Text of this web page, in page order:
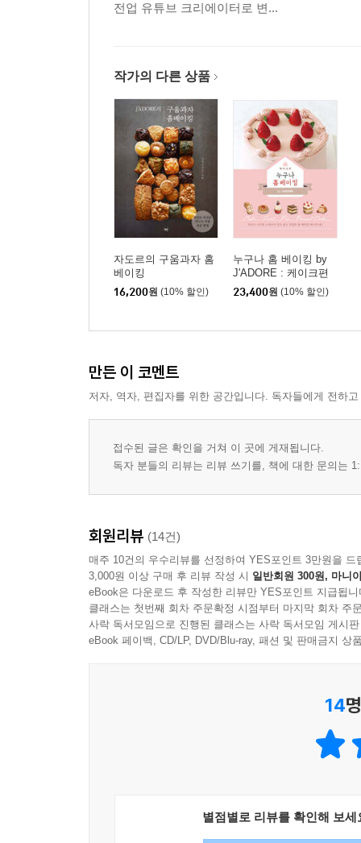
전업 유튜브 크리에이터로 변...
작가의 다른 상품
자도르의 구움과자 홈
베이킹
16,200원 (10% 할인)
누구나 홈 베이킹 by
J'ADORE : 케이크편
23,400원 (10% 할인)
만든 이 코멘트
저자, 역자, 편집자를 위한 공간입니다. 독자들에게 전하
접수된 글은 확인을 거쳐 이 곳에 게재됩니다.
독자 분들의 리뷰는 리뷰 쓰기를, 책에 대한 문의는
회원리뷰 (14건)
매주 10건의 우수리뷰를 선정하여 YES포인트 3만원을 드
3,000원 이상 구매 후 리뷰 작성 시 일반회원 300원, 마니
eBook은 다운로드 후 작성한 리뷰만 YES포인트 지급됩니
클래스는 첫번째 회차 주문확정 시점부터 마지막 회차 주
사락 독서모임으로 진행된 클래스는 사락 독서모임 게시
eBook 페이백, CD/LP, DVD/Blu-ray, 패션 및 판매금지 상
14
별점별로 리뷰를 확인해 보세